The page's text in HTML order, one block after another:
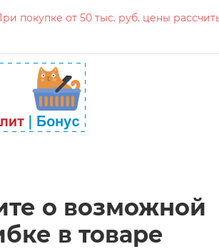
покупке от 50 тыс. руб. цены
о возможной
в товаре